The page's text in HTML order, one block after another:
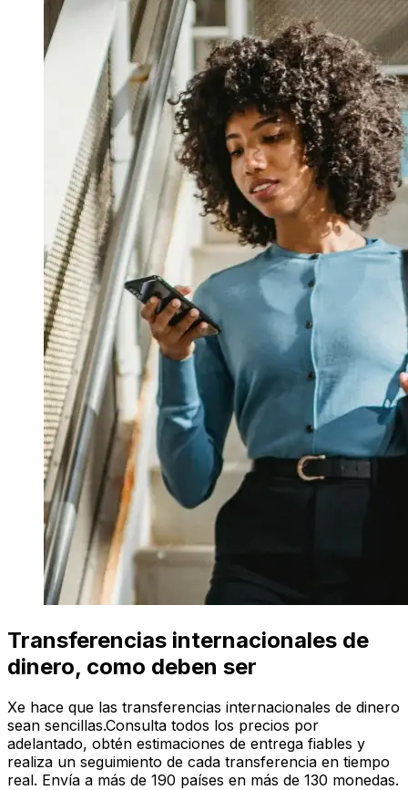
Transferencias internacionales de
dinero, como deben ser
Xe hace que las transferencias internacionales de dinero
sean sencillas.Consulta todos los precios por
adelantado, obtén estimaciones de entrega fiables y
realiza un seguimiento de cada transferencia en tiempo
real. Envía a más de 190 países en más de 130 monedas.